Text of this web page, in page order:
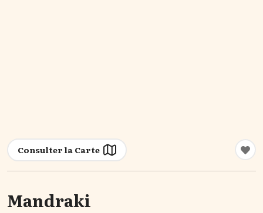
Consulter la Carte
Mandraki